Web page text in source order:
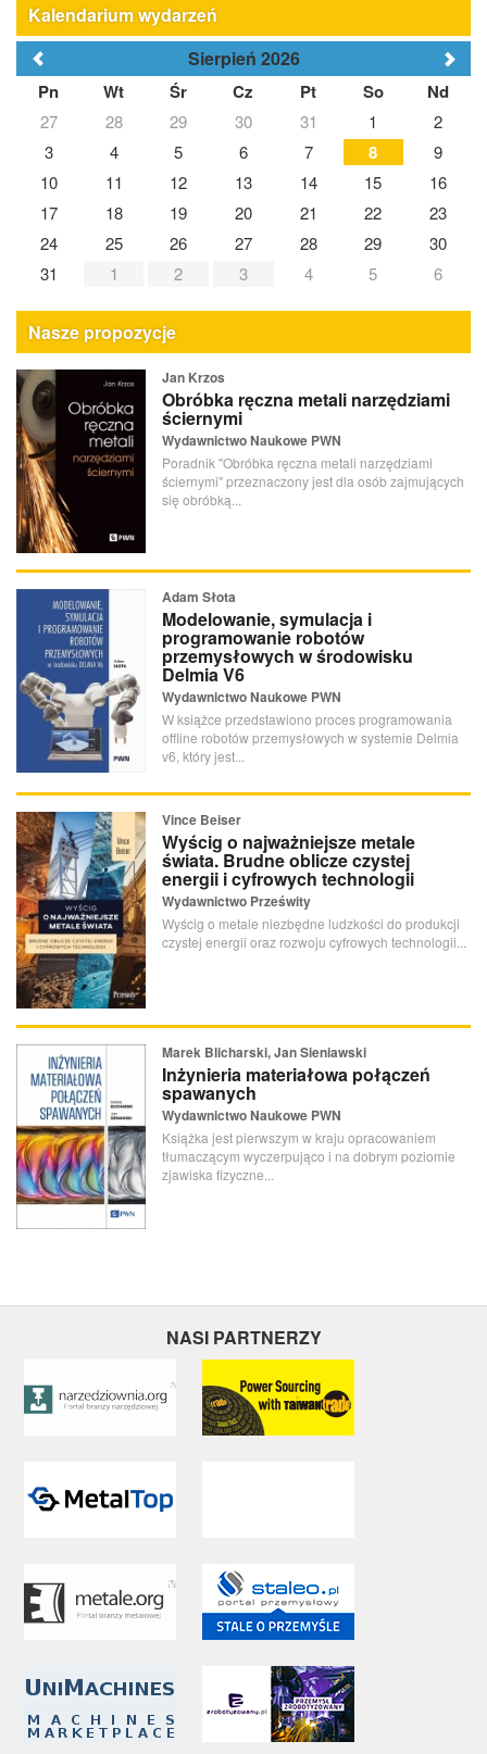
Kalendarium wydarzeń
Sierpień 2026
Pn Wt Śr Cz Pt So Nd
27 28 29 30 31 1
2
3
4 5 6 7 8
9
10
11 12 13 14 15
16
17
18 19 20 21 22
23
24
25 26 27 28 29
30
31
1 2 3 4 5 6
Nasze propozycje
Jan Krzos
Obróbka ręczna metali narzędziami
ściernymi
Wydawnictwo Naukowe PWN
Poradnik "Obróbka ręczna metali narzędziami
ściernymi" przeznaczony jest dla osób zajmujących
się obróbką...
Adam Słota
Modelowanie, symulacja i
programowanie robotów
przemysłowych w środowisku
Delmia V6
Wydawnictwo Naukowe PWN
W książce przedstawiono proces programowania
offline robotów przemysłowych w systemie Delmia
v6, który jest...
Vince Beiser
Wyścig o najważniejsze metale
świata. Brudne oblicze czystej
energii i cyfrowych technologii
Wydawnictwo Prześwity
Wyścig o metale niezbędne ludzkości do produkcji
czystej energii oraz rozwoju cyfrowych technologii...
Marek Blicharski, Jan Sieniawski
Inżynieria materiałowa połączeń
spawanych
Wydawnictwo Naukowe PWN
Książka jest pierwszym w kraju opracowaniem
tłumaczącym wyczerpująco i na dobrym poziomie
zjawiska fizyczne...
NASI PARTNERZY